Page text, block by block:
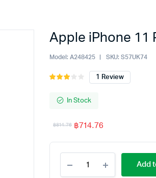
Apple iPhone 11
Model: A248425 SKU: S57UK74
Rated
out of
on
rating
1 Review
In Stock
฿814.76 ฿714.76
Add